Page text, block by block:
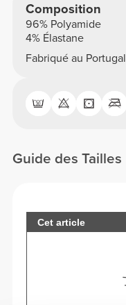
Composition
96% Polyamide
4% Élastane
Fabriqué au Portugal
Guide des Tailles
Cet article